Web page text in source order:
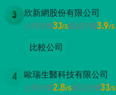
3 欣新網股份有限公司
公司評價3.1/5面試評價3.9/5
比較公司
4 歐瑞生醫科技有限公司
公司評價2.8/5面試評價3.1/5